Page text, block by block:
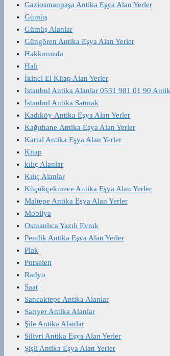
Gaziosmanpaşa Antika Eşya Alan Yerler
Gümüş
Gümüş Alanlar
Güngören Antika Eşya Alan Yerler
Hakkımızda
Halı
İkinci El Kitap Alan Yerler
İstanbul Antika Alanlar 0531 981 01 90
İstanbul Antika Satmak
Kadıköy Antika Eşya Alan Yerler
Kağıthane Antika Eşya Alan Yerler
Kartal Antika Eşya Alan Yerler
Kitap
kılıç Alanlar
Kılıç Alanlar
Küçükçekmece Antika Eşya Alan Yerler
Maltepe Antika Eşya Alan Yerler
Mobilya
Osmanlıca Yazılı Evrak
Pendik Antika Eşya Alan Yerler
Plak
Porselen
Radyo
Saat
Sancaktepe Antika Alanlar
Sarıyer Antika Alanlar
Şile Antika Alanlar
Silivri Antika Eşya Alan Yerler
Şişli Antika Eşya Alan Yerler